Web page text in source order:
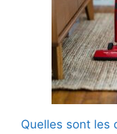
Quelles sont les